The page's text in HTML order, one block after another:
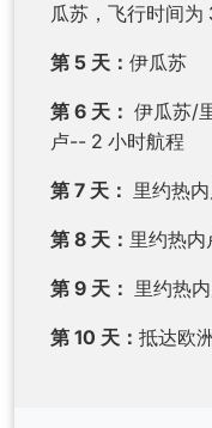
瓜苏，飞行时间为
第 5 天： 伊瓜苏
第 6 天： 伊瓜苏/
卢-- 2 小时航程
第 7 天： 里约热
第 8 天： 里约热内
第 9 天： 里约热
第 10 天： 抵达欧洲